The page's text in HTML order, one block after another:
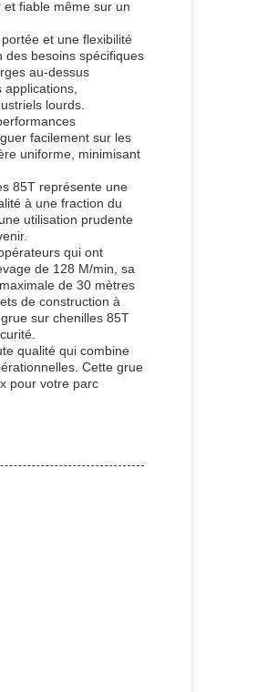
fiable même sur un
et une flexibilité
des besoins spécifiques
au-dessus
lourds.
facilement sur les
uniforme, minimisant
85T représente une
à une fraction du
utilisation prudente
qui ont
de 128 M/min, sa
de 30 mètres
de construction à
sur chenilles 85T
qualité qui combine
Cette grue
pour votre parc